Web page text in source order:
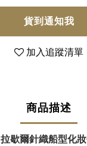
貨到通知我
加入追蹤清單
商品描述
歇爾針織船型化